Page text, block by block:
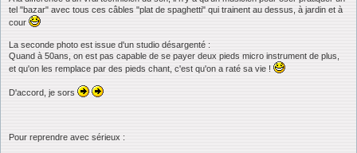
tel "bazar" avec tous ces câbles "plat de spaghetti" qui trainent au dessus, à jardin et à
cour
La seconde photo est issue d'un studio désargenté :
Quand à 50ans, on est pas capable de se payer deux pieds micro instrument de plus,
et qu'on les remplace par des pieds chant, c'est qu'on a raté sa vie !
D'accord, je sors
Pour reprendre avec sérieux :